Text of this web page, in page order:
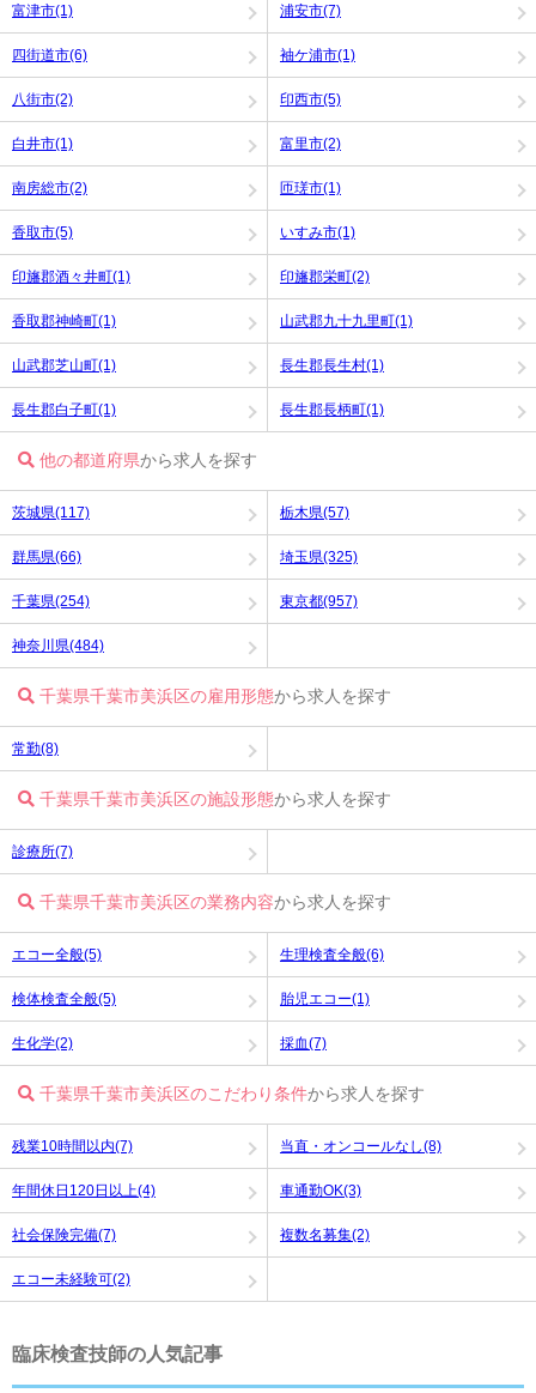
富津市(1) 浦安市(7)
四街道市(6) 袖ケ浦市(1)
八街市(2) 印西市(5)
白井市(1) 富里市(2)
南房総市(2) 匝瑳市(1)
香取市(5) いすみ市(1)
印旛郡酒々井町(1) 印旛郡栄町(2)
香取郡神崎町(1) 山武郡九十九里町(1)
山武郡芝山町(1) 長生郡長生村(1)
長生郡白子町(1) 長生郡長柄町(1)
他の都道府県から求人を探す
茨城県(117) 栃木県(57)
群馬県(66) 埼玉県(325)
千葉県(254) 東京都(957)
神奈川県(484)
千葉県千葉市美浜区の雇用形態から求人を探す
常勤(8)
千葉県千葉市美浜区の施設形態から求人を探す
診療所(7)
千葉県千葉市美浜区の業務内容から求人を探す
エコー全般(5) 生理検査全般(6)
検体検査全般(5) 胎児エコー(1)
生化学(2) 採血(7)
千葉県千葉市美浜区のこだわり条件から求人を探す
残業10時間以内(7) 当直・オンコールなし(8)
年間休日120日以上(4) 車通勤OK(3)
社会保険完備(7) 複数名募集(2)
エコー未経験可(2)
臨床検査技師の人気記事